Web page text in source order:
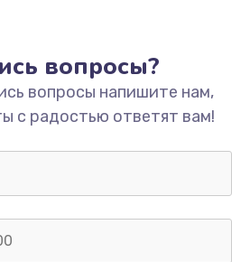
/ разблокировка
1500 руб.
1045 руб.
вопросы?
вопросы напишите нам,
с радостью ответят вам!